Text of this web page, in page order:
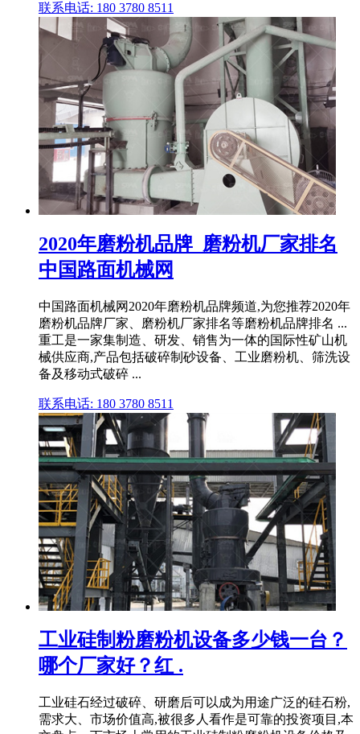
联系电话: 180 3780 8511
2020年磨粉机品牌_磨粉机厂家排名
中国路面机械网
中国路面机械网2020年磨粉机品牌频道,为您推荐2020年
磨粉机品牌厂家、磨粉机厂家排名等磨粉机品牌排名 ...
重工是一家集制造、研发、销售为一体的国际性矿山机
械供应商,产品包括破碎制砂设备、工业磨粉机、筛洗设
备及移动式破碎 ...
联系电话: 180 3780 8511
工业硅制粉磨粉机设备多少钱一台？
哪个厂家好？红 .
工业硅石经过破碎、研磨后可以成为用途广泛的硅石粉,
需求大、市场价值高,被很多人看作是可靠的投资项目,本